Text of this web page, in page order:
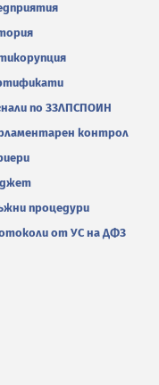
по ЗЗЛПСПОИН
контрол
процедури
от УС на ДФЗ